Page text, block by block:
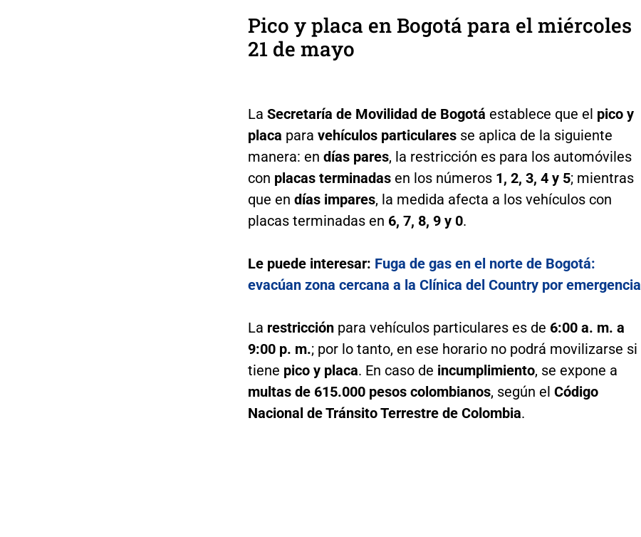
Pico y placa en Bogotá para el miércoles
21 de mayo
La Secretaría de Movilidad de Bogotá establece que el pico y
placa para vehículos particularesse aplica de la siguiente
manera: en días pares, la restricción es para los automóviles
con placas terminadasen los números 1, 2, 3, 4 y 5; mientras
que en días impares, la medida afecta a los vehículos con
placas terminadas en 6, 7, 8, 9 y 0.
Le puede interesar: Fuga de gas en el norte de Bogotá:
evacúan zona cercana a la Clínica del Country por emergencia
La restricciónpara vehículos particulares es de 6:00 a. m. a
9:00 p. m.; por lo tanto, en ese horario no podrá movilizarse si
tiene pico y placa. En caso de incumplimiento, se expone a
multas de 615.000 pesos colombianos, según el Código
Nacional de Tránsito Terrestre de Colombia.